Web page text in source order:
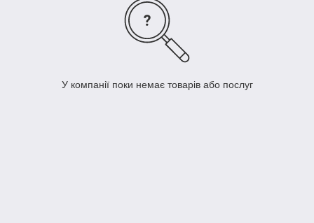
У компанії поки немає товарів або послуг